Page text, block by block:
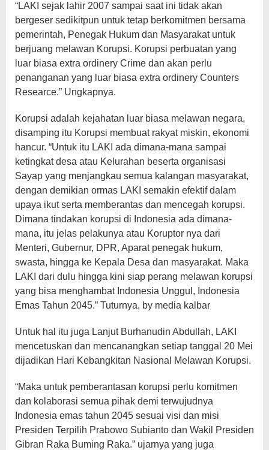
“LAKI sejak lahir 2007 sampai saat ini tidak akan
bergeser sedikitpun untuk tetap berkomitmen bersama
pemerintah, Penegak Hukum dan Masyarakat untuk
berjuang melawan Korupsi. Korupsi perbuatan yang
luar biasa extra ordinery Crime dan akan perlu
penanganan yang luar biasa extra ordinery Counters
Researce.” Ungkapnya.
Korupsi adalah kejahatan luar biasa melawan negara,
disamping itu Korupsi membuat rakyat miskin, ekonomi
hancur. “Untuk itu LAKI ada dimana-mana sampai
ketingkat desa atau Kelurahan beserta organisasi
Sayap yang menjangkau semua kalangan masyarakat,
dengan demikian ormas LAKI semakin efektif dalam
upaya ikut serta memberantas dan mencegah korupsi.
Dimana tindakan korupsi di Indonesia ada dimana-
mana, itu jelas pelakunya atau Koruptor nya dari
Menteri, Gubernur, DPR, Aparat penegak hukum,
swasta, hingga ke Kepala Desa dan masyarakat. Maka
LAKI dari dulu hingga kini siap perang melawan korupsi
yang bisa menghambat Indonesia Unggul, Indonesia
Emas Tahun 2045.” Tuturnya, by media kalbar
Untuk hal itu juga Lanjut Burhanudin Abdullah, LAKI
mencetuskan dan mencanangkan setiap tanggal 20 Mei
dijadikan Hari Kebangkitan Nasional Melawan Korupsi.
“Maka untuk pemberantasan korupsi perlu komitmen
dan kolaborasi semua pihak demi terwujudnya
Indonesia emas tahun 2045 sesuai visi dan misi
Presiden Terpilih Prabowo Subianto dan Wakil Presiden
Gibran Raka Buming Raka.” ujarnya yang juga